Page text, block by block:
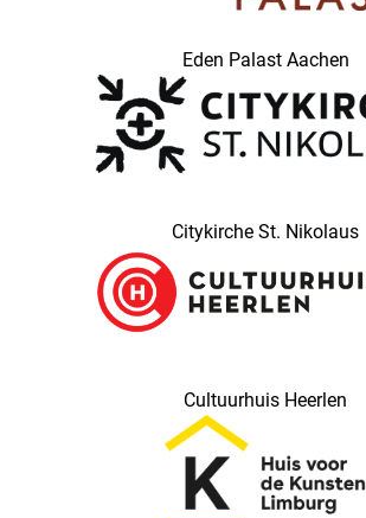
Eden Palast Aachen
Citykirche St. Nikolaus
Cultuurhuis Heerlen